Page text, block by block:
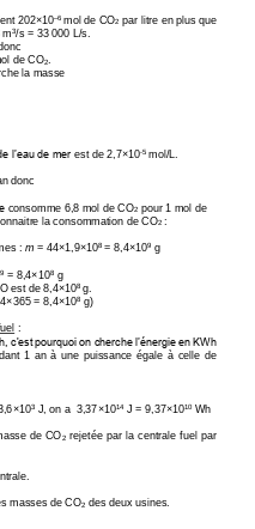
202×10 –6 mol de CO2 par litre en plus que
m3/s = 33 000 L/s.
de CO2
la masse
l’eau de mer est de 2 ,7×10-5 mol/L.
donc
consomme 6,8 mol de CO2 pour 1 mol de
la consommation de CO2 :
: m = 44×1 ,9×108 = 8, 4×109 g
9 = 8,4 ×108 g
est de 8 ,4 ×108 g.
×365 = 8 ,4 ×108 g)
:
c'est pourquoi on cherche l’énergie en KWh
1  an  à  une  puissance  égale à celle de
×103 J, on a  3,37×1014 J = 9, 37×1010 Wh
de CO2 rejetée par la centrale fuel par
masses de CO2 des deux usines.